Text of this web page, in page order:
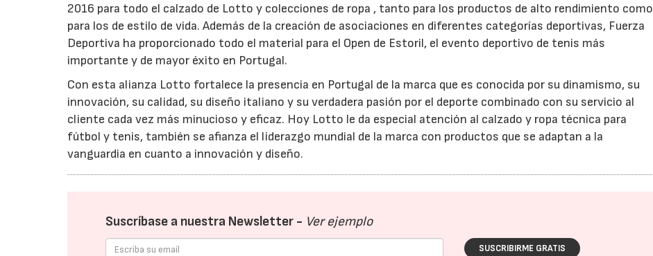
2016 para todo el calzado de Lotto y colecciones de ropa , tanto para los productos de alto rendimiento como
para los de estilo de vida. Además de la creación de asociaciones en diferentes categorías deportivas, Fuerza
Deportiva ha proporcionado todo el material para el Open de Estoril, el evento deportivo de tenis más
importante y de mayor éxito en Portugal.
Con esta alianza Lotto fortalece la presencia en Portugal de la marca que es conocida por su dinamismo, su
innovación, su calidad, su diseño italiano y su verdadera pasión por el deporte combinado con su servicio al
cliente cada vez más minucioso y eficaz. Hoy Lotto le da especial atención al calzado y ropa técnica para
fútbol y tenis, también se afianza el liderazgo mundial de la marca con productos que se adaptan a la
vanguardia en cuanto a innovación y diseño.
Suscríbase a nuestra Newsletter - Ver ejemplo
SUSCRIBIRME GRATIS